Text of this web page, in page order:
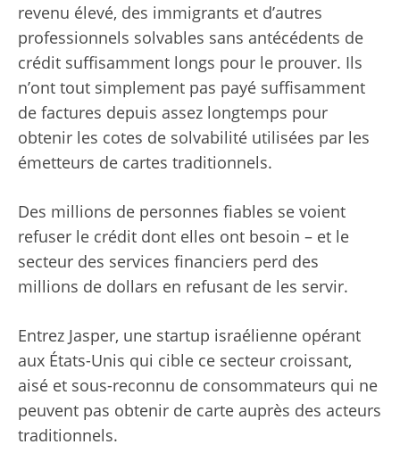
revenu élevé, des immigrants et d’autres
professionnels solvables sans antécédents de
crédit suffisamment longs pour le prouver. Ils
n’ont tout simplement pas payé suffisamment
de factures depuis assez longtemps pour
obtenir les cotes de solvabilité utilisées par les
émetteurs de cartes traditionnels.
Des millions de personnes fiables se voient
refuser le crédit dont elles ont besoin – et le
secteur des services financiers perd des
millions de dollars en refusant de les servir.
Entrez Jasper, une startup israélienne opérant
aux États-Unis qui cible ce secteur croissant,
aisé et sous-reconnu de consommateurs qui ne
peuvent pas obtenir de carte auprès des acteurs
traditionnels.